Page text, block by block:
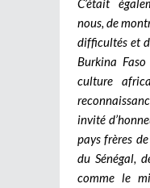
nous, de
difficultés et
Burkina
culture
invité
pays frères
du Sénégal,
comme le